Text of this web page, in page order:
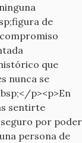
de
que
nunca se
p><p>En
sentirte
por poder
persona de